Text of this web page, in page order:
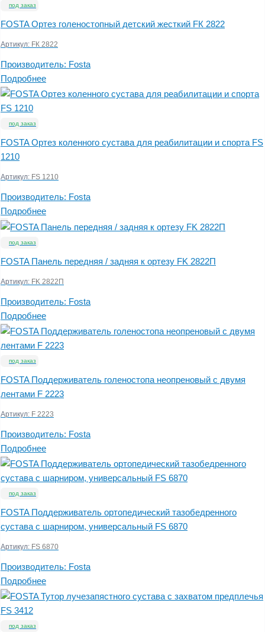
под заказ
FOSTA Ортез голеностопный детский жесткий FК 2822
Артикул: FК 2822
Производитель: Fosta
Подробнее
под заказ
FOSTA Ортез коленного сустава для реабилитации и спорта FS
1210
Артикул: FS 1210
Производитель: Fosta
Подробнее
под заказ
FOSTA Панель передняя / задняя к ортезу FK 2822П
Артикул: FK 2822П
Производитель: Fosta
Подробнее
под заказ
FOSTA Поддерживатель голеностопа неопреновый с двумя
лентами F 2223
Артикул: F 2223
Производитель: Fosta
Подробнее
под заказ
FOSTA Поддерживатель ортопедический тазобедренного
сустава с шарниром, универсальный FS 6870
Артикул: FS 6870
Производитель: Fosta
Подробнее
под заказ